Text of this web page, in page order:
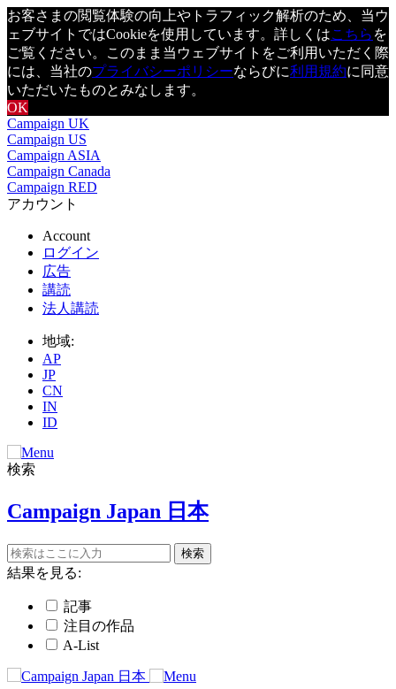
お客さまの閲覧体験の向上やトラフィック解析のため、当ウ
ェブサイトではCookieを使用しています。詳しくはこちら を
ご覧ください。このまま当ウェブサイトをご利用いただく際
には、当社のプライバシーポリシーならびに利用規約に同意
いただいたものとみなします。
OK
Campaign UK
Campaign US
Campaign ASIA
Campaign Canada
Campaign RED
アカウント
Account
ログイン
広告
講読
法人講読
地域:
AP
JP
CN
IN
ID
検索
Campaign Japan 日本
結果を見る:
記事
注目の作品
A-List